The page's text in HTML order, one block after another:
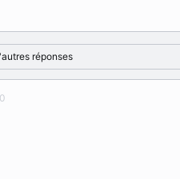
réponses